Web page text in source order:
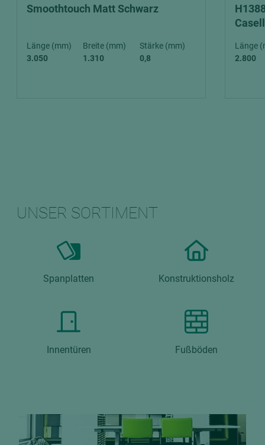
Smoothtouch Matt Schwarz
Länge (mm)
3.050
Breite (mm)
1.310
Stärke (mm)
0,8
Länge
2.800
UNSER SORTIMENT
Spanplatten Konstruktionsholz
Innentüren Fußböden